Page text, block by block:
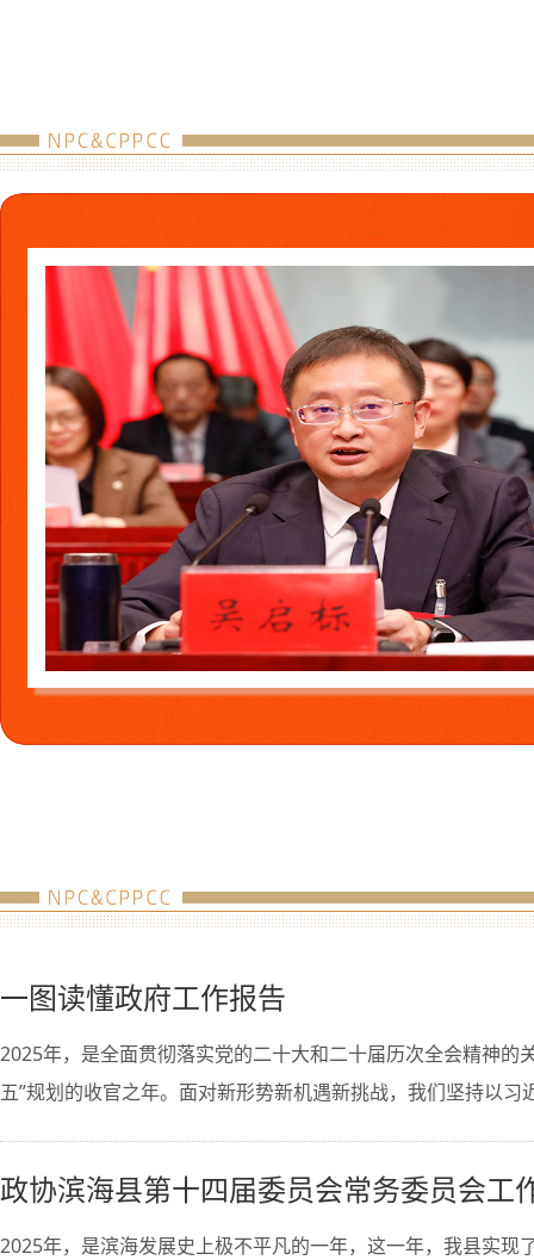
一图读懂政府工作报告
2025年，是全面贯彻落实党的二十大和二十届历次全会精神的
五”规划的收官之年。面对新形势新机遇新挑战，我们坚持以习
政协滨海县第十四届委员会常务委员会工
2025年，是滨海发展史上极不平凡的一年，这一年，我县实现